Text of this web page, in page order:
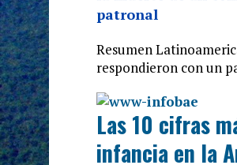
patronal
Resumen
respondieron con un
Las 10 cifras
infancia en la